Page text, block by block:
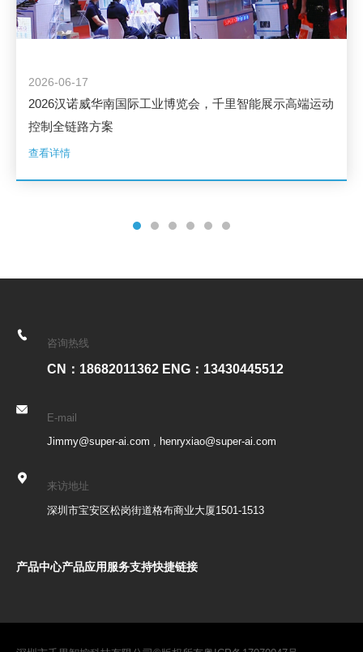
2026-06-17
2026汉诺威华南国际工业博览会，千里智能展示高端运动
控制全链路方案
查看详情
咨询热线
CN：18682011362 ENG：13430445512
E-mail
Jimmy@super-ai.com , henryxiao@super-ai.com
来访地址
深圳市宝安区松岗街道格布商业大厦1501-1513
产品中心产品应用服务支持快捷链接